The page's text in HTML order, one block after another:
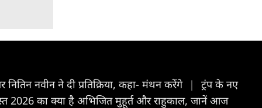
नितिन नवीन ने दी प्रतिक्रिया, कहा- मंथन करेंगे |
ट्रंप के नए
का क्या है अभिजित मुहूर्त और राहुकाल, जानें आज